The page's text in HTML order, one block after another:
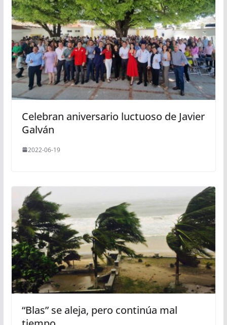
Celebran aniversario luctuoso de Javier
Galván
2022-06-19
“Blas” se aleja, pero continúa mal